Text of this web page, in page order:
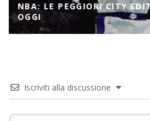
NBA: LE PEGGIORI CITY
OGGI
Iscriviti alla discussione